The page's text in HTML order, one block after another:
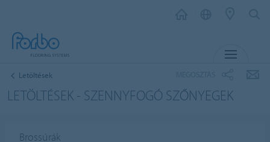
Letöltések
LETÖLTÉSEK - SZENNYFOGÓ SZŐNYEGEK
Brossúrák